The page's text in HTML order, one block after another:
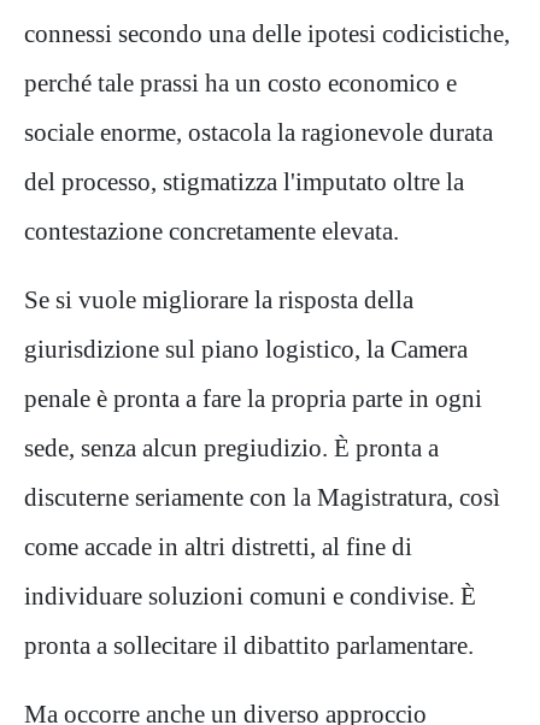
connessi secondo una delle ipotesi codicistiche,
perché tale prassi ha un costo economico e
sociale enorme, ostacola la ragionevole durata
del processo, stigmatizza l'imputato oltre la
contestazione concretamente elevata.
Se si vuole migliorare la risposta della
giurisdizione sul piano logistico, la Camera
penale è pronta a fare la propria parte in ogni
sede, senza alcun pregiudizio. È pronta a
discuterne seriamente con la Magistratura, così
come accade in altri distretti, al fine di
individuare soluzioni comuni e condivise. È
pronta a sollecitare il dibattito parlamentare.
Ma occorre anche un diverso approccio